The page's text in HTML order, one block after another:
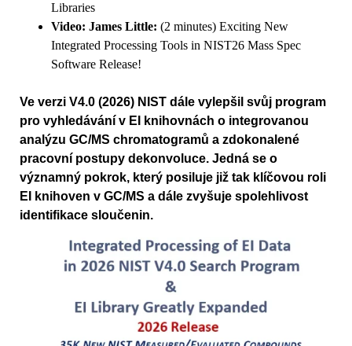
Libraries
Video: James Little: (2 minutes) Exciting New
Integrated Processing Tools in NIST26 Mass Spec
Software Release!
Ve verzi V4.0 (2026) NIST dále vylepšil svůj program
pro vyhledávání v EI knihovnách o integrovanou
analýzu GC/MS chromatogramů a zdokonalené
pracovní postupy dekonvoluce. Jedná se o
významný pokrok, který posiluje již tak klíčovou roli
EI knihoven v GC/MS a dále zvyšuje spolehlivost
identifikace sloučenin.